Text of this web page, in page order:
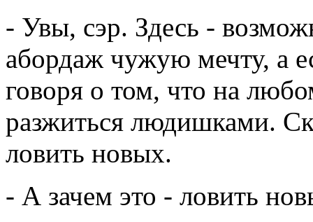
- Увы, сэр. Здесь -
абордаж чужую мечту, а
говоря о том, что на
разжиться людишками.
ловить новых.
- А зачем это - ловить